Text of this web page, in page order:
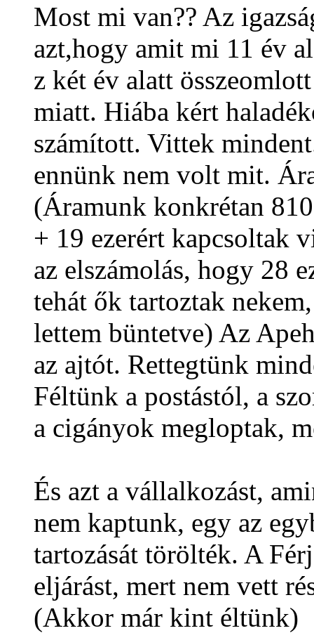
Most mi van?? Az
azt,hogy amit mi 11 év
z két év alatt
miatt. Hiába kért
számított. Vittek
ennünk nem volt mit.
(Áramunk konkrétan
+ 19 ezerért kapcsoltak
az elszámolás, hogy 28
tehát ők tartoztak
lettem büntetve) Az
az ajtót. Rettegtünk
Féltünk a postástól, a
a cigányok megloptak,
És azt a vállalkozást,
nem kaptunk, egy az
tartozását törölték. A
eljárást, mert nem vett
(Akkor már kint éltünk)